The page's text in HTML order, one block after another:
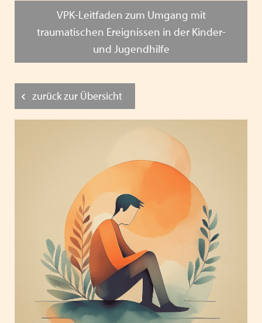
VPK-Leitfaden zum Umgang mit
traumatischen Ereignissen in der Kinder-
und Jugendhilfe
zurück zur Übersicht